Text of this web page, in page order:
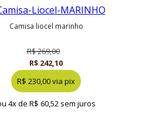
camisa liocel marinho
R$ 269,00
R$ 242,10
R$ 230,00 via pix
4x de R$ 60,52 sem juros